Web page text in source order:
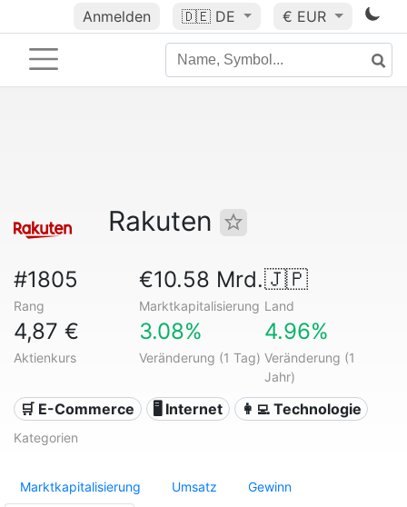
Anmelden 🇩🇪 DE € EUR
Rakuten
#1805
Rang
€10.58 Mrd.
Marktkapitalisierung
🇯🇵
Land
4,87 €
Aktienkurs
3.08%
Veränderung (1 Tag)
4.96%
Veränderung (1
Jahr)
🛒 E-Commerce 🖥️ Internet 👩‍💻 Technologie
Kategorien
Marktkapitalisierung Umsatz Gewinn